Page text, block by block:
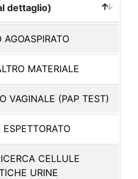
dettaglio)
AGOASPIRATO
MATERIALE
VAGINALE (PAP TEST)
CELLULE
URINE